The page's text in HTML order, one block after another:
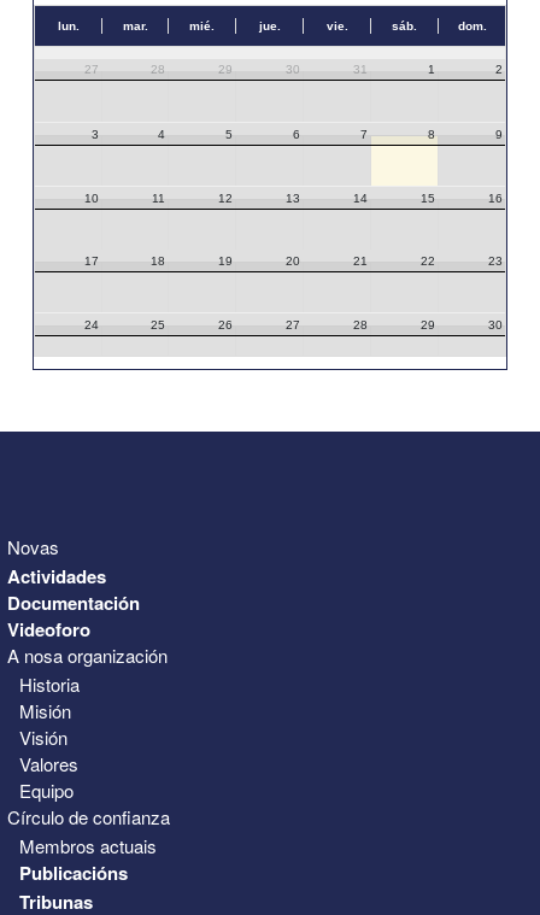
lun. mar. mié. jue. vie. sáb. dom.
27 28 29 30 31 1 2
3 4 5 6 7 8 9
10 11 12 13 14 15 16
17 18 19 20 21 22 23
24 25 26 27 28 29 30
Novas
Actividades
Documentación
Videoforo
A nosa organización
Historia
Misión
Visión
Valores
Equipo
Círculo de confianza
Membros actuais
Publicacións
Tribunas